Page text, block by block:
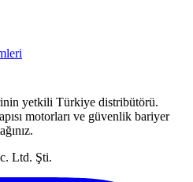
yetkili Türkiye distribütörü.
motorları ve güvenlik bariyer
Ltd. Şti.